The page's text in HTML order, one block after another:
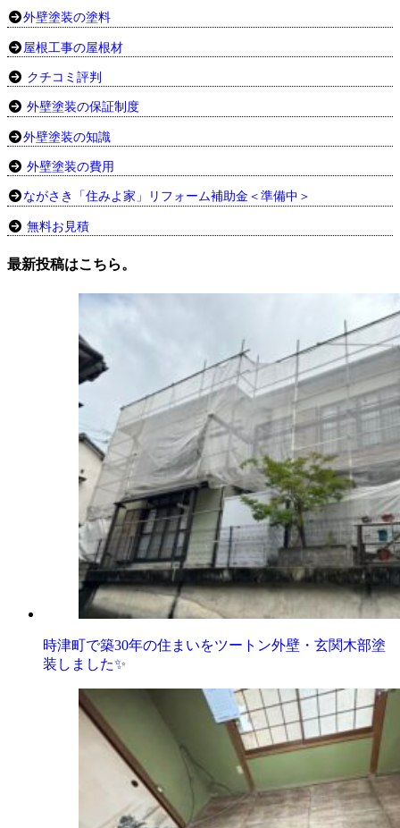
外壁塗装の塗料
屋根工事の屋根材
クチコミ評判
外壁塗装の保証制度
外壁塗装の知識
外壁塗装の費用
ながさき「住みよ家」リフォーム補助金＜準備中＞
無料お見積
最新投稿はこちら。
時津町で築30年の住まいをツートン外壁・玄関木部塗
装しました✨️